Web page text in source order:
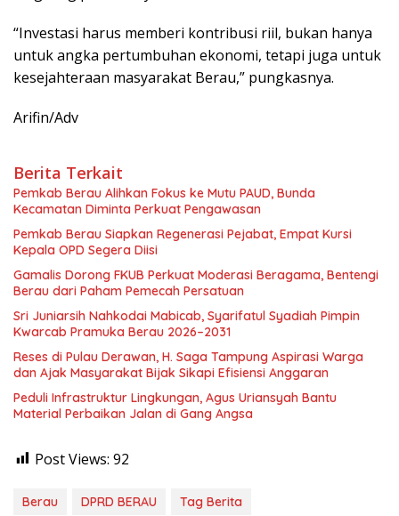
“Investasi harus memberi kontribusi riil, bukan hanya
untuk angka pertumbuhan ekonomi, tetapi juga untuk
kesejahteraan masyarakat Berau,” pungkasnya.
Arifin/Adv
Berita Terkait
Pemkab Berau Alihkan Fokus ke Mutu PAUD, Bunda
Kecamatan Diminta Perkuat Pengawasan
Pemkab Berau Siapkan Regenerasi Pejabat, Empat Kursi
Kepala OPD Segera Diisi
Gamalis Dorong FKUB Perkuat Moderasi Beragama, Bentengi
Berau dari Paham Pemecah Persatuan
Sri Juniarsih Nahkodai Mabicab, Syarifatul Syadiah Pimpin
Kwarcab Pramuka Berau 2026–2031
Reses di Pulau Derawan, H. Saga Tampung Aspirasi Warga
dan Ajak Masyarakat Bijak Sikapi Efisiensi Anggaran
Peduli Infrastruktur Lingkungan, Agus Uriansyah Bantu
Material Perbaikan Jalan di Gang Angsa
Post Views: 92
Berau DPRD BERAU Tag Berita